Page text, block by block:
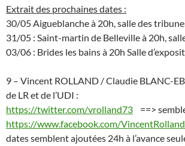
Extrait des prochaines dates :
30/05 Aigueblanche à 20h, salle des
31/05 : Saint-martin de Belleville à 20h,
03/06 : Brides les bains à 20h Salle
9 – Vincent ROLLAND / Claudie BLANC-
de LR et de l’UDI :
https://twitter.com/vrolland73 ==>
https://www.facebook.com/
dates semblent ajoutées 24h à l’avance